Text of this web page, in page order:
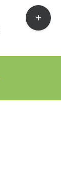
Toggle
Sliding
Bar